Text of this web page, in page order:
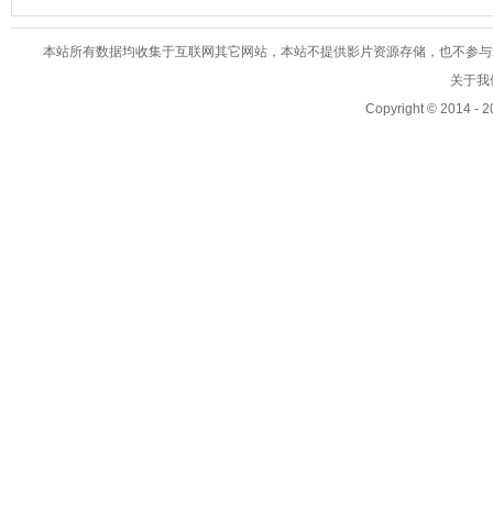
本站所有数据均收集于互联网其它网站，本站不提供影片资源存储，也不参
关于
Copyright © 2014 -